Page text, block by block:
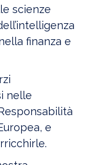
scienze
finanza e
nelle
e